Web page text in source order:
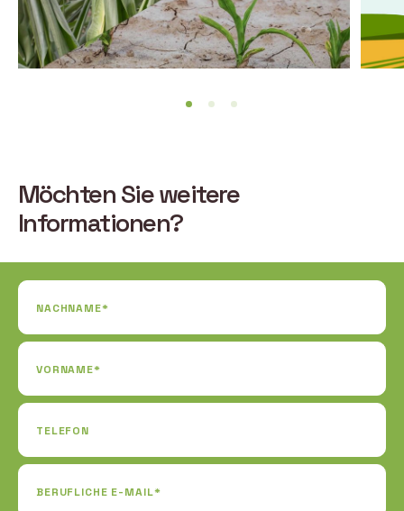
Möchten Sie weitere
Informationen?
NACHNAME*
VORNAME*
TELEFON
BERUFLICHE E-MAIL*